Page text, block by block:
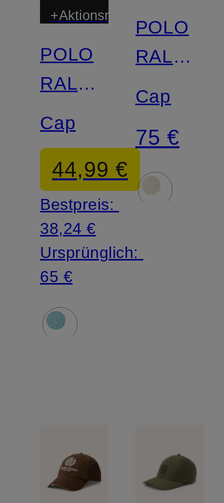
+Aktionsrabatt
POLO
RALPH
LAUREN
Cap
44,99 €
Bestpreis:
38,24 €
Ursprünglich:
65 €
POLO
RALPH
LAUREN
Cap
75 €